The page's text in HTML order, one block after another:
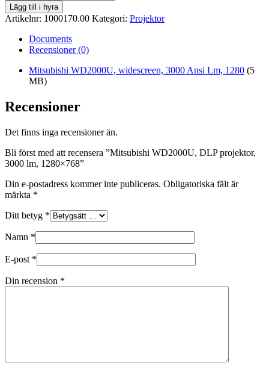
Lägg till i hyra
Artikelnr: 1000170.00 Kategori: Projektor
Documents
Recensioner (0)
Mitsubishi WD2000U, widescreen, 3000 Ansi Lm, 1280 (5
MB)
Recensioner
Det finns inga recensioner än.
Bli först med att recensera ”Mitsubishi WD2000U, DLP projektor,
3000 lm, 1280×768”
Din e-postadress kommer inte publiceras. Obligatoriska fält är
märkta *
Ditt betyg *
Namn *
E-post *
Din recension *